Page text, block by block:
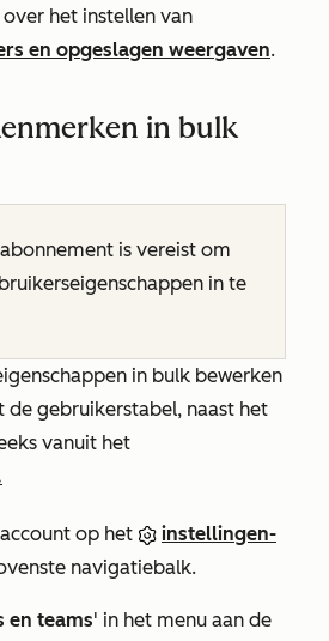
het instellen van
en opgeslagen weergaven.
in bulk
is vereist om
in te
in bulk bewerken
de gebruikerstabel, naast het
vanuit het
op het
instellingen-
navigatiebalk.
en teams' in het menu aan de